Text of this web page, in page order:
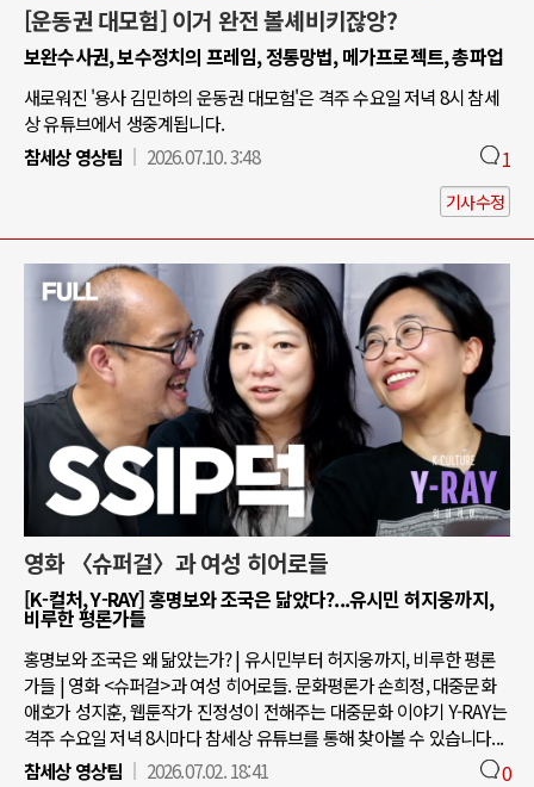
[운동권 대모험] 이거 완전 볼셰비키잖앙?
보완수사권, 보수정치의 프레임, 정통망법, 메가프로젝트, 총파업
새로워진 '용사 김민하의 운동권 대모험'은 격주 수요일 저녁 8시 참세
상 유튜브에서 생중계됩니다.
참세상 영상팀
2026.07.10. 3:48 1
기사수정
영화 〈슈퍼걸〉과 여성 히어로들
[K-컬처, Y-RAY] 홍명보와 조국은 닮았다?...유시민 허지웅까지,
비루한 평론가들
홍명보와 조국은 왜 닮았는가? | 유시민부터 허지웅까지, 비루한 평론
가들 | 영화 <슈퍼걸>과 여성 히어로들. 문화평론가 손희정, 대중문화
애호가 성지훈, 웹툰작가 진정성이 전해주는 대중문화 이야기 Y-RAY는
격주 수요일 저녁 8시마다 참세상 유튜브를 통해 찾아볼 수 있습니다...
참세상 영상팀
2026.07.02. 18:41 0